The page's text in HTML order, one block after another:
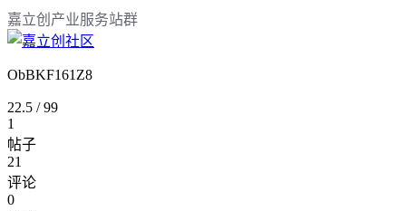
嘉立创产业服务站群
ObBKF161Z8
22.5 /99
1
帖子
21
评论
0